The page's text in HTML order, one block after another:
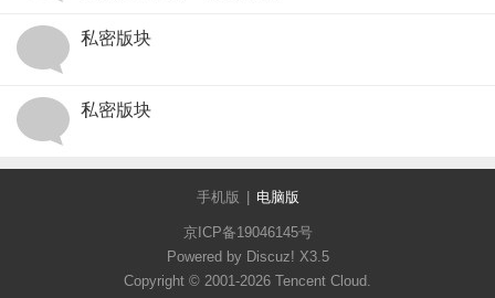
私密版块
私密版块
手机版 电脑版
京ICP备19046145号
Powered by Discuz! X3.5
Copyright © 2001-2026 Tencent Cloud.